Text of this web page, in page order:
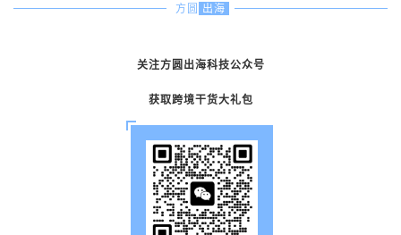
方圆 出海
关注方圆出海科技公众号
获取跨境干货大礼包